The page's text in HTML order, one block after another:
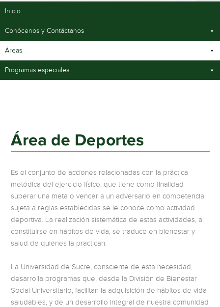
Inicio
Conócenos y Contáctanos
Áreas
Programas especiales
Área de Deportes
Es el conjunto de acciones relacionadas con la práctica
metódica del ejercicio físico, que tiene como finalidad
superar una meta o vencer a un adversario en competencia
sujeta a reglas establecidas se le conoce como actividad
deportiva. La realización sistemática de estas actividades, al
constituirse en hábitos de vida, se traduce en bienestar y
salud de quienes la practican.
La Universidad de Sucre, consciente de esta necesidad,
desarrolla programas que, desde la División de Bienestar
Social Universitario, facilitan la adquisición de hábitos de vida
saludables, y de un desarrollo integral de nuestra comunidad